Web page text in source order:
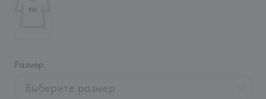
Размер:
Выберите размер